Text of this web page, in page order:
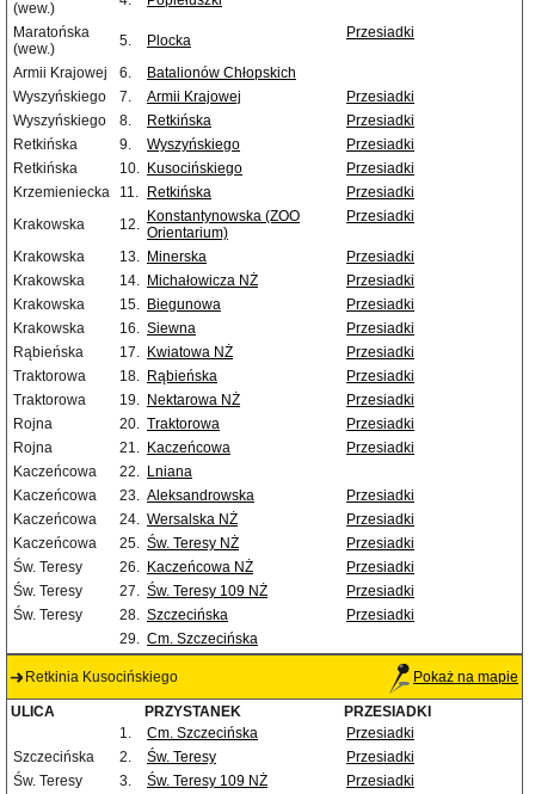
(wew.)
Maratońska
(wew.)
5. Plocka Przesiadki
Armii Krajowej 6.
Batalionów Chłopskich
Wyszyńskiego
7. Armii Krajowej
Przesiadki
Wyszyńskiego
8. Retkińska
Przesiadki
Retkińska
9. Wyszyńskiego
Przesiadki
Retkińska
10. Kusocińskiego
Przesiadki
Krzemieniecka
11. Retkińska
Przesiadki
Krakowska
12. Konstantynowska (ZOO
Orientarium)
Przesiadki
Krakowska 13. Minerska
Przesiadki
Krakowska
14. Michałowicza NŻ
Przesiadki
Krakowska
15. Biegunowa
Przesiadki
Krakowska
16. Siewna
Przesiadki
Rąbieńska
17. Kwiatowa NŻ
Przesiadki
Traktorowa
18. Rąbieńska
Przesiadki
Traktorowa
19. Nektarowa NŻ
Przesiadki
Rojna
20. Traktorowa
Przesiadki
Rojna
21. Kaczeńcowa
Przesiadki
Kaczeńcowa
22. Lniana
Kaczeńcowa
23. Aleksandrowska
Przesiadki
Kaczeńcowa
24. Wersalska NŻ
Przesiadki
Kaczeńcowa
25. Św. Teresy NŻ
Przesiadki
Św. Teresy
26. Kaczeńcowa NŻ
Przesiadki
Św. Teresy
27. Św. Teresy 109 NŻ
Przesiadki
Św. Teresy
28. Szczecińska
Przesiadki
29. Cm. Szczecińska
Retkinia Kusocińskiego Pokaż na mapie
ULICA PRZYSTANEK
PRZESIADKI
1.
Cm. Szczecińska
Przesiadki
Szczecińska
2. Św. Teresy
Przesiadki
Św. Teresy
3. Św. Teresy 109 NŻ
Przesiadki